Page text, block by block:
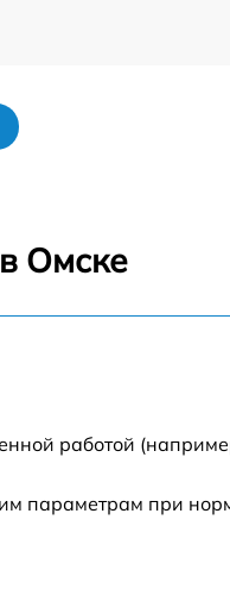
Омске
работой
параметрам при